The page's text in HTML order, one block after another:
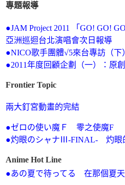
專題報導
●JAM Project 2011 「GO! GO!
亞洲巡迴台北演唱會次日報導
●NICO歌手團體√5來台專訪（下
●2011年度回顧企劃（一）：原
Frontier Topic
兩大釘宮動畫的完結
●ゼロの使い魔Ｆ 零之使魔F
●灼眼のシャナⅢ-FINAL- 灼眼
Anime Hot Line
●あの夏で待ってる 在那個夏